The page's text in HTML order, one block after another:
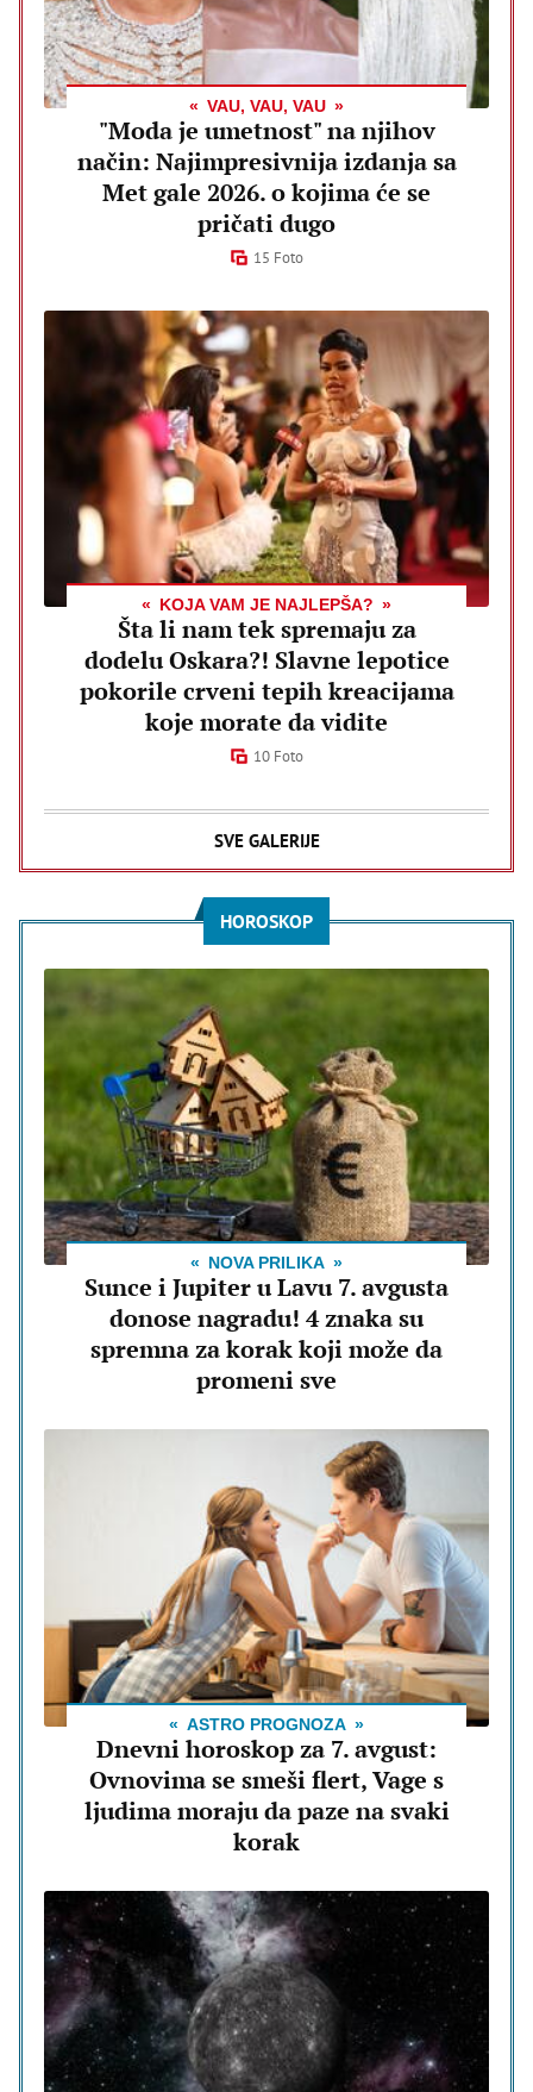
VAU, VAU, VAU
"Moda je umetnost" na njihov
način: Najimpresivnija izdanja sa
Met gale 2026. o kojima će se
pričati dugo
15 Foto
KOJA VAM JE NAJLEPŠA?
Šta li nam tek spremaju za
dodelu Oskara?! Slavne lepotice
pokorile crveni tepih kreacijama
koje morate da vidite
10 Foto
SVE GALERIJE
HOROSKOP
NOVA PRILIKA
Sunce i Jupiter u Lavu 7. avgusta
donose nagradu! 4 znaka su
spremna za korak koji može da
promeni sve
ASTRO PROGNOZA
Dnevni horoskop za 7. avgust:
Ovnovima se smeši flert, Vage s
ljudima moraju da paze na svaki
korak